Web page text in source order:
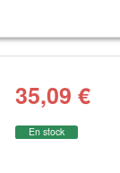
35,09 €
En stock